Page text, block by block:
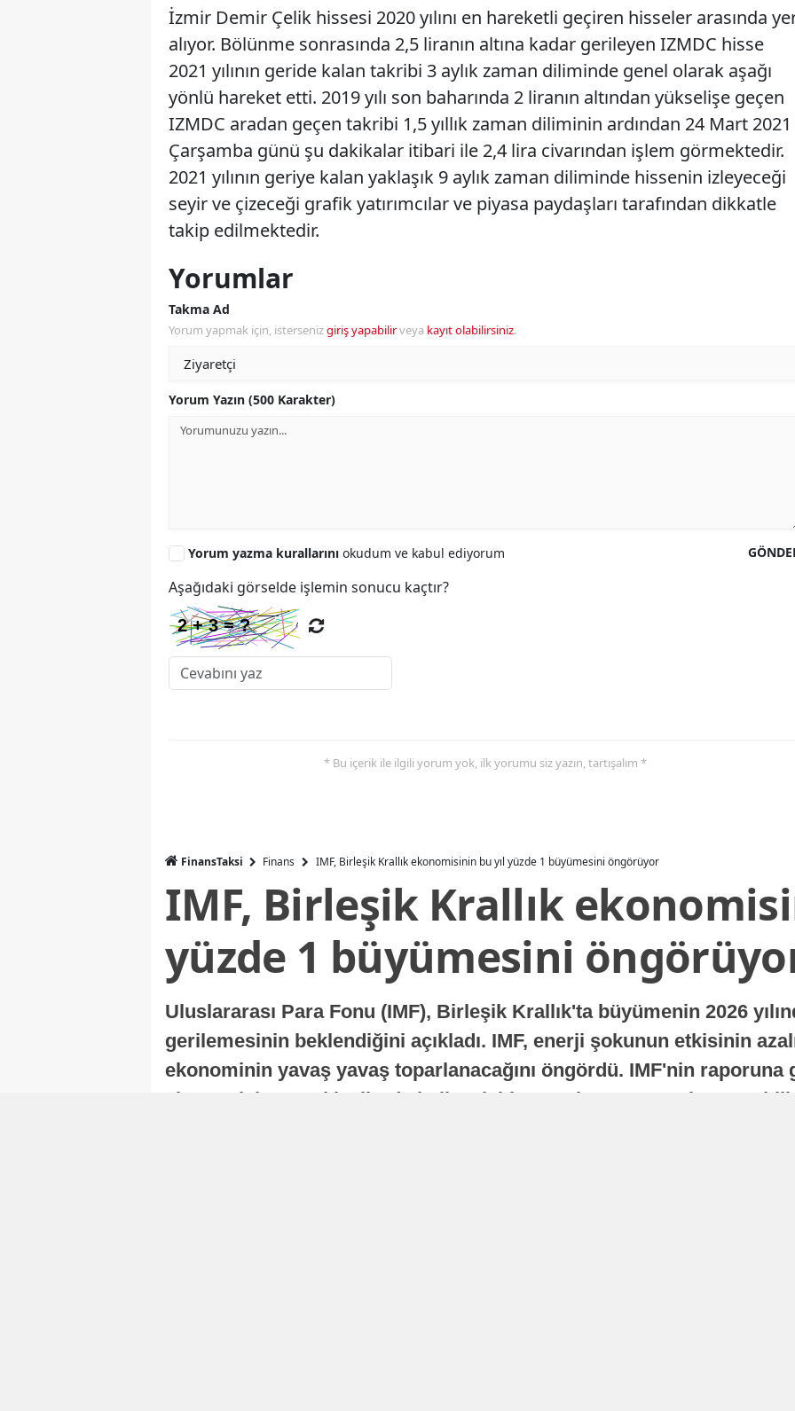
İzmir Demir Çelik hissesi 2020 yılını en hareketli geçiren hisseler arasında
alıyor. Bölünme sonrasında 2,5 liranın altına kadar gerileyen IZMDC hisse
2021 yılının geride kalan takribi 3 aylık zaman diliminde genel olarak aşağı
yönlü hareket etti. 2019 yılı son baharında 2 liranın altından yükselişe geçen
IZMDC aradan geçen takribi 1,5 yıllık zaman diliminin ardından 24 Mart 2021
Çarşamba günü şu dakikalar itibari ile 2,4 lira civarından işlem görmektedir.
2021 yılının geriye kalan yaklaşık 9 aylık zaman diliminde hissenin izleyeceği
seyir ve çizeceği grafik yatırımcılar ve piyasa paydaşları tarafından dikkatle
takip edilmektedir.
Yorumlar
Takma Ad
Yorum yapmak için, istersenizgiriş yapabilirveya kayıt olabilirsiniz.
Yorum Yazın (500 Karakter)
Yorum yazma kurallarını okudum ve kabul ediyorum
Aşağıdaki görselde işlemin sonucu kaçtır?
* Bu içerik ile ilgili yorum yok, ilk yorumu siz yazın, tartışalım *
FinansTaksi Finans IMF, Birleşik Krallık ekonomisinin bu yıl yüzde 1 büyümesini öngörüyor
IMF, Birleşik Krallık
yüzde 1 büyümesini
Uluslararası Para Fonu (IMF), Birleşik Krallık'ta büyümenin 2026
gerilemesinin beklendiğini açıkladı. IMF, enerji şokunun etkisinin
ekonominin yavaş yavaş toparlanacağını öngördü. IMF'nin raporuna
ekonomisi, sonraki yıllarda istikrarlı bir toparlanma süreci